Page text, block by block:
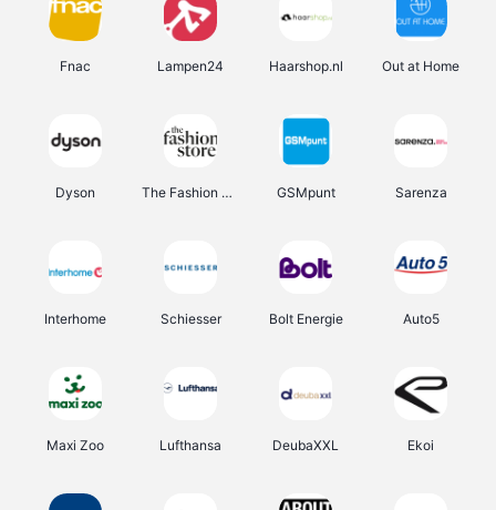
Fnac Lampen24 Haarshop.nl Out at Home
Dyson The Fashion Store GSMpunt Sarenza
Interhome Schiesser Bolt Energie Auto5
Maxi Zoo Lufthansa DeubaXXL Ekoi